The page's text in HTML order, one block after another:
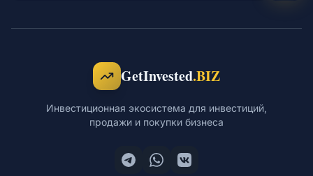
GetInvested.BIZ
Инвестиционная экосистема для инвестиций,
продажи и покупки бизнеса